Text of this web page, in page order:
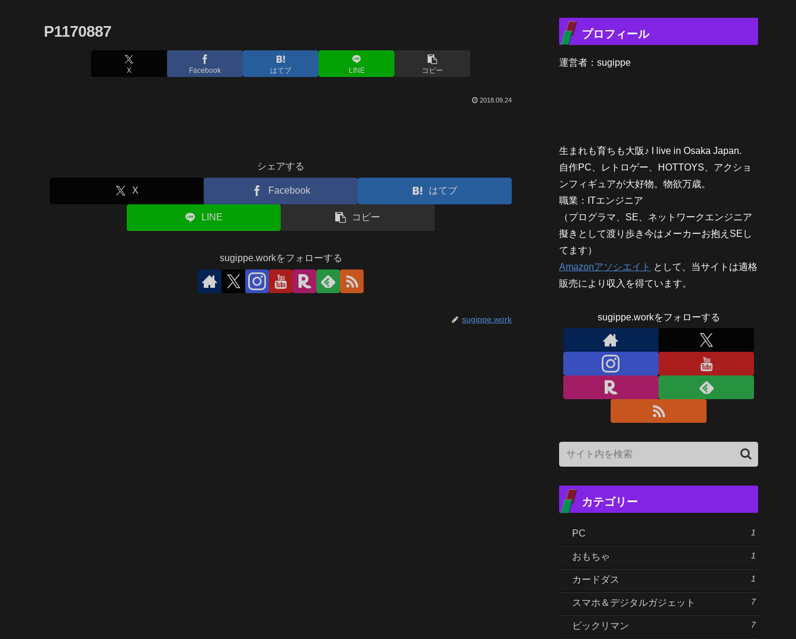
P1170887
X Facebook はてブ LINE コピー
2018.09.24
シェアする
X Facebook はてブ
LINE コピー
sugippe.workをフォローする
sugippe.work
プロフィール
運営者：sugippe
生まれも育ちも大阪♪ I live in Osaka Japan.
自作PC、レトロゲー、HOTTOYS、アクショ
ンフィギュアが大好物。物欲万歳。
職業：ITエンジニア
（プログラマ、SE、ネットワークエンジニア
擬きとして渡り歩き今はメーカーお抱えSEし
てます）
Amazonアソシエイト として、当サイトは適格
販売により収入を得ています。
sugippe.workをフォローする
カテゴリー
PC 1
おもちゃ 1
カードダス 1
スマホ＆デジタルガジェット 7
ビックリマン 7